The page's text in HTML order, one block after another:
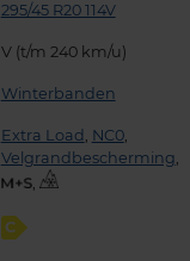
295/45 R20 114V
V (t/m 240 km/u)
Winterbanden
Extra Load , NC0,
Velgrandbescherming,
,
C